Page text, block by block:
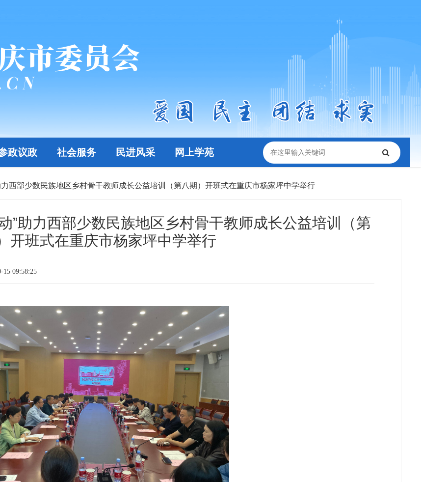
政议政 社会服务 民进风采 网上学苑
力西部少数民族地区乡村骨干教师成长公益培训（第八期）开班式在重庆市杨家坪中学举行
”助力西部少数民族地区乡村骨干教师成长公益培训（第
开班式在重庆市杨家坪中学举行
15 09:58:25